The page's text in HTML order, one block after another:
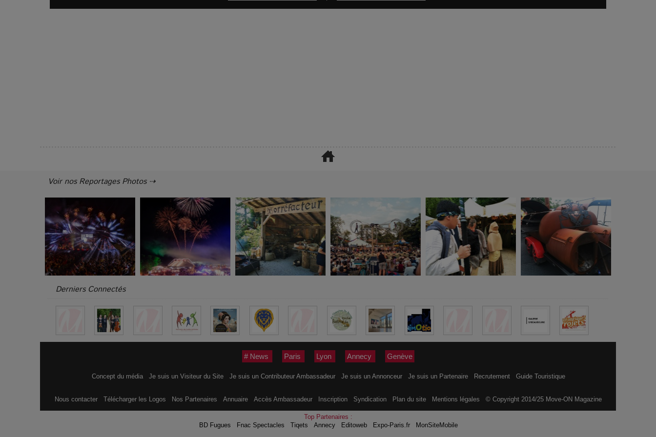
Voir nos Reportages Photos ⇢
Derniers Connectés
# News Paris Lyon Annecy Genève
Concept du média Je suis un Visiteur du Site Je suis un Contributeur Ambassadeur Je suis un Annonceur Je suis un Partenaire Recrutement Guide Touristique
Nous contacter Télécharger les Logos Nos Partenaires Annuaire Accès Ambassadeur Inscription Syndication Plan du site Mentions légales © Copyright 2014/25 Move-ON Magazine
Top Partenaires :
BD Fugues
Fnac Spectacles Tiqets Annecy Editoweb Expo-Paris.fr MonSiteMobile